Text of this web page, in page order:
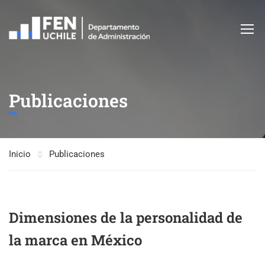
Publicaciones
Inicio Publicaciones
Dimensiones de la personalidad de
la marca en México